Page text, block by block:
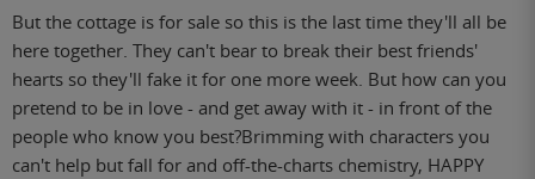
But the cottage is for sale so this is the last time they'll all be
here together. They can't bear to break their best friends'
hearts so they'll fake it for one more week. But how can you
pretend to be in love - and get away with it - in front of the
people who know you best?Brimming with characters you
can't help but fall for and off-the-charts chemistry, HAPPY